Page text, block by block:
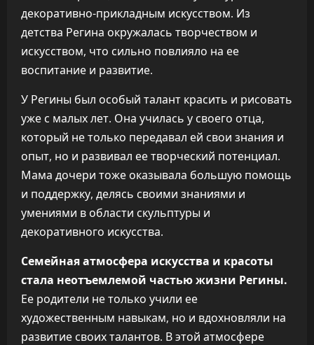
декоративно-прикладным искусством. Из
детства Регина окружалась творчеством и
искусством, что сильно повлияло на ее
воспитание и развитие.
У Регины был особый талант красить и рисовать
уже с малых лет. Она училась у своего отца,
который не только передавал ей свои знания и
опыт, но и развивал ее творческий потенциал.
Мама дочери тоже оказывала большую помощь
и поддержку, делясь своими знаниями и
умениями в области скульптуры и
декоративного искусства.
Семейная атмосфера искусства и красоты
стала неотъемлемой частью жизни Регины.
Ее родители не только учили ее
художественным навыкам, но и вдохновляли на
развитие своих талантов. В этой атмосфере